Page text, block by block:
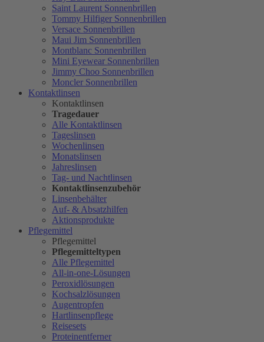
Saint Laurent Sonnenbrillen
Tommy Hilfiger Sonnenbrillen
Versace Sonnenbrillen
Maui Jim Sonnenbrillen
Montblanc Sonnenbrillen
Mini Eyewear Sonnenbrillen
Jimmy Choo Sonnenbrillen
Moncler Sonnenbrillen
Kontaktlinsen
Kontaktlinsen
Tragedauer
Alle Kontaktlinsen
Tageslinsen
Wochenlinsen
Monatslinsen
Jahreslinsen
Tag- und Nachtlinsen
Kontaktlinsenzubehör
Linsenbehälter
Auf- & Absatzhilfen
Aktionsprodukte
Pflegemittel
Pflegemittel
Pflegemitteltypen
Alle Pflegemittel
All-in-one-Lösungen
Peroxidlösungen
Kochsalzlösungen
Augentropfen
Hartlinsenpflege
Reisesets
Proteinentferner